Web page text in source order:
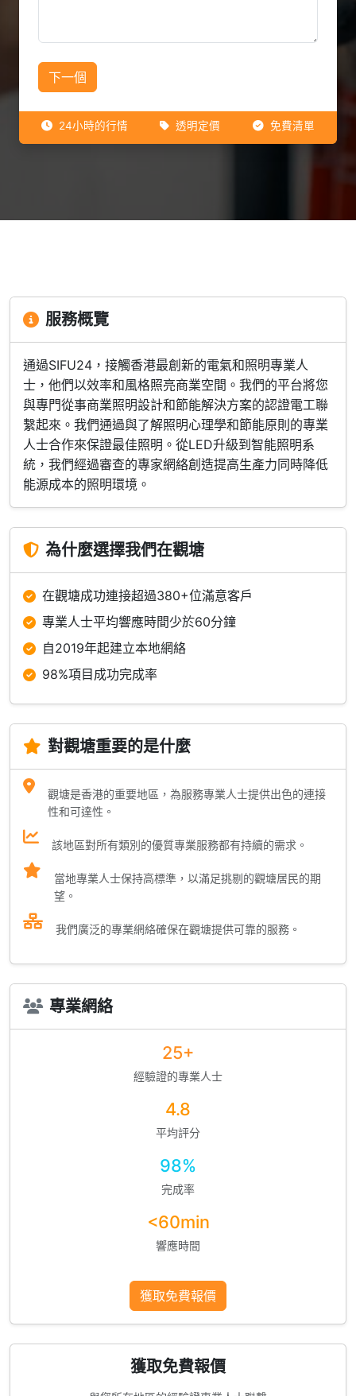
下一個
24小時的行情 透明定價 免費清單
服務概覽
通過SIFU24，接觸香港最創新的電氣和照明專業人
士，他們以效率和風格照亮商業空間。我們的平台將您
與專門從事商業照明設計和節能解決方案的認證電工聯
繫起來。我們通過與了解照明心理學和節能原則的專業
人士合作來保證最佳照明。從LED升級到智能照明系
統，我們經過審查的專家網絡創造提高生產力同時降低
能源成本的照明環境。
為什麼選擇我們在觀塘
在觀塘成功連接超過380+位滿意客戶
專業人士平均響應時間少於60分鐘
自2019年起建立本地網絡
98%項目成功完成率
對觀塘重要的是什麼
觀塘是香港的重要地區，為服務專業人士提供出色的連接
性和可達性。
該地區對所有類別的優質專業服務都有持續的需求。
當地專業人士保持高標準，以滿足挑剔的觀塘居民的期
望。
我們廣泛的專業網絡確保在觀塘提供可靠的服務。
專業網絡
25+
經驗證的專業人士
4.8
平均評分
98%
完成率
<60min
響應時間
獲取免費報價
獲取免費報價